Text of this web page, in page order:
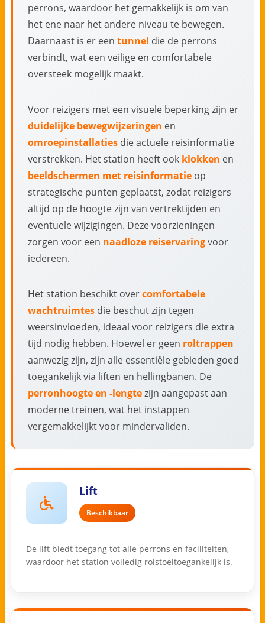
perrons, waardoor het gemakkelijk is om van
het ene naar het andere niveau te bewegen.
Daarnaast is er een tunnel die de perrons
verbindt, wat een veilige en comfortabele
oversteek mogelijk maakt.
Voor reizigers met een visuele beperking zijn er
duidelijke bewegwijzeringen en
omroepinstallaties die actuele reisinformatie
verstrekken. Het station heeft ook klokken en
beeldschermen met reisinformatie op
strategische punten geplaatst, zodat reizigers
altijd op de hoogte zijn van vertrektijden en
eventuele wijzigingen. Deze voorzieningen
zorgen voor een naadloze reiservaringvoor
iedereen.
Het station beschikt overcomfortabele
wachtruimtes die beschut zijn tegen
weersinvloeden, ideaal voor reizigers die extra
tijd nodig hebben. Hoewel er geen roltrappen
aanwezig zijn, zijn alle essentiële gebieden goed
toegankelijk via liften en hellingbanen. De
perronhoogte en -lengtezijn aangepast aan
moderne treinen, wat het instappen
vergemakkelijkt voor mindervaliden.
Lift
Beschikbaar
De lift biedt toegang tot alle perrons en faciliteiten,
waardoor het station volledig rolstoeltoegankelijk is.